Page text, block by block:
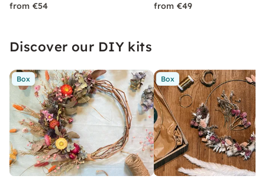
from €54 from €49
Discover our DIY kits
Box Box